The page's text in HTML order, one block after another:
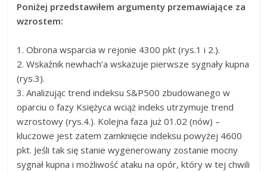
Poniżej przedstawiłem argumenty przemawiające za
wzrostem:
1. Obrona wsparcia w rejonie 4300 pkt (rys.1 i 2.).
2. Wskaźnik newhach’a wskazuje pierwsze sygnały kupna
(rys.3).
3. Analizując trend indeksu S&P500 zbudowanego w
oparciu o fazy Księżyca wciąż indeks utrzymuje trend
wzrostowy (rys.4.). Kolejna faza już 01.02 (nów) –
kluczowe jest zatem zamknięcie indeksu powyżej 4600
pkt. Jeśli tak się stanie wygenerowany zostanie mocny
sygnał kupna i możliwość ataku na opór, który w tej chwili